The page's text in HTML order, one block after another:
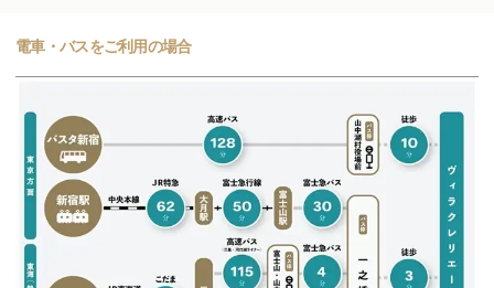
電車・バスをご利用の場合